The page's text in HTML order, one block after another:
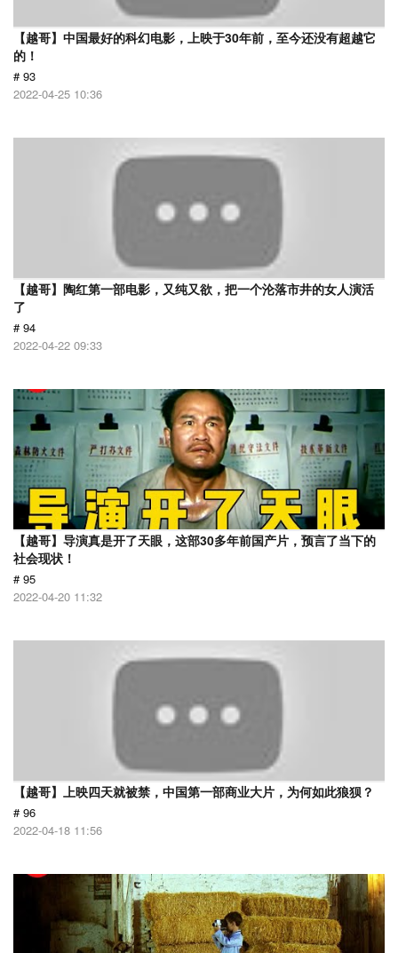
【越哥】中国最好的科幻电影，上映于30年前，至今还没有超越它
的！
# 93
2022-04-25 10:36
【越哥】陶红第一部电影，又纯又欲，把一个沦落市井的女人演活
了
# 94
2022-04-22 09:33
【越哥】导演真是开了天眼，这部30多年前国产片，预言了当下的
社会现状！
# 95
2022-04-20 11:32
【越哥】上映四天就被禁，中国第一部商业大片，为何如此狼狈？
# 96
2022-04-18 11:56